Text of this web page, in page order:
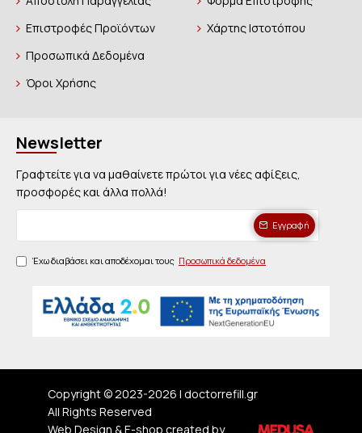
Επιστροφές Προϊόντων
Προσωπικά Δεδομένα
Όροι Χρήσης
Χάρτης Ιστοτόπου
Newsletter
Γραφτείτε για να μαθαίνετε πρώτοι για νέες αφίξεις,
προσφορές και άλλα πολλά!
Εγγραφή
Έχω διαβάσει και αποδέχομαι τους Προσωπικά δεδομένα
Copyright © 2023-2026 | doctorrefill.gr
All Rights Reserved
Web Design & E-shop created by